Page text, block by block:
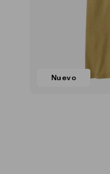
Nuevo